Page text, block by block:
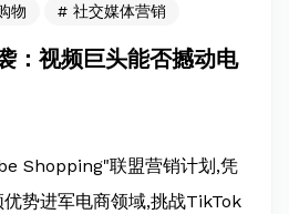
物 社交媒体营销
：视频巨头能否撼动电
Shopping"联盟营销计划,凭
势进军电商领域,挑战TikTok